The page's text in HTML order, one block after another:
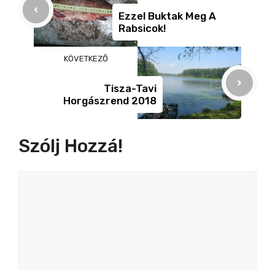
o
k
er
g
Ezzel Buktak Meg A
Rabsicok!
KÖVETKEZŐ
Tisza-Tavi
Horgászrend 2018
Szólj Hozzá!